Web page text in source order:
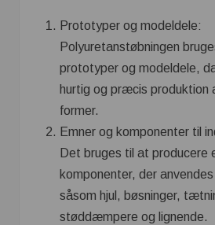
Prototyper og modeldele:
Polyuretanstøbningen
prototyper og modeldele,
hurtig og præcis produktion
former.
Emner og komponenter til
Det bruges til at producere
komponenter, der
såsom hjul, bøsninger,
støddæmpere og lignende.